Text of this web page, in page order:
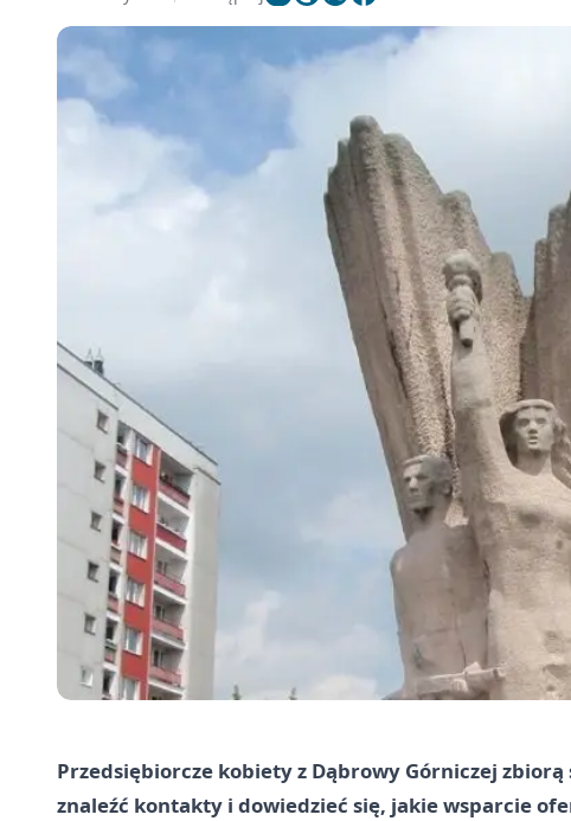
Przedsiębiorcze kobiety z Dąbrowy Górniczej
znaleźć kontakty i dowiedzieć się, jakie wsparcie